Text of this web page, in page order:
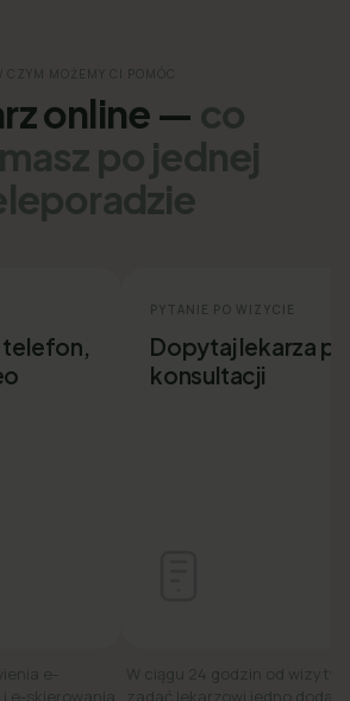
CZYM MOŻEMY CI POMÓC
online — co
po jednej
telefon,
e-
e-skierowania
PYTANIE PO WIZYCIE
Dopytaj lekarza po
konsultacji
W ciągu 24 godzin od wizyty
zadać lekarzowi jedno